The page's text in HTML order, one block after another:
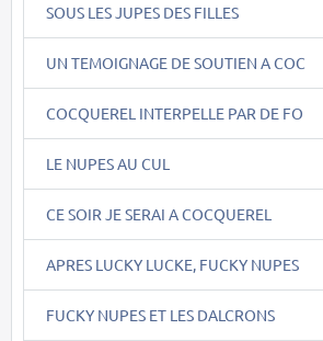
SOUS LES JUPES DES FILLES
UN TEMOIGNAGE DE SOUTIEN A COC
COCQUEREL INTERPELLE PAR DE FO
LE NUPES AU CUL
CE SOIR JE SERAI A COCQUEREL
APRES LUCKY LUCKE, FUCKY NUPES
FUCKY NUPES ET LES DALCRONS